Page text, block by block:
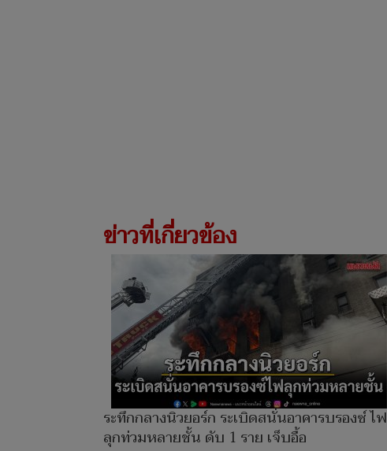
ข่าวที่เกี่ยวข้อง
ระทึกกลางนิวยอร์ก ระเบิดสนั่นอาคารบรองซ์ ไฟ
ลุกท่วมหลายชั้น ดับ 1 ราย เจ็บอื้อ